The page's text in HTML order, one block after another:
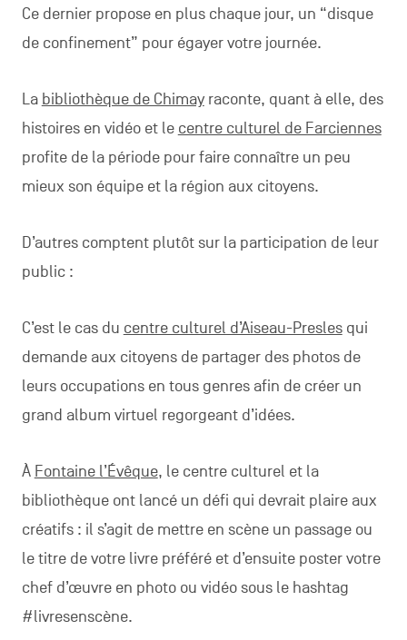
Ce dernier propose en plus chaque jour, un “disque
de confinement” pour égayer votre journée.
La bibliothèque de Chimayraconte, quant à elle, des
histoires en vidéo et le centre culturel de Farciennes
profite de la période pour faire connaître un peu
mieux son équipe et la région aux citoyens.
D’autres comptent plutôt sur la participation de leur
public :
C’est le cas du centre culturel d’Aiseau-Preslesqui
demande aux citoyens de partager des photos de
leurs occupations en tous genres afin de créer un
grand album virtuel regorgeant d’idées.
À Fontaine l’Évêque, le centre culturel et la
bibliothèque ont lancé un défi qui devrait plaire aux
créatifs : il s’agit de mettre en scène un passage ou
le titre de votre livre préféré et d’ensuite poster votre
chef d’œuvre en photo ou vidéo sous le hashtag
#livresenscène.